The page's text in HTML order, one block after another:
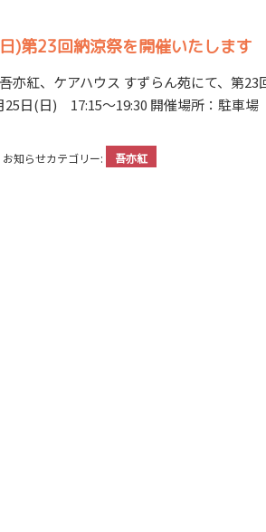
)第23回納涼祭を開催いたします
亦紅、ケアハウス すずらん苑にて、第23
25日(日) 17:15〜19:30 開催場所：駐車場
お知らせカテゴリー: 吾亦紅